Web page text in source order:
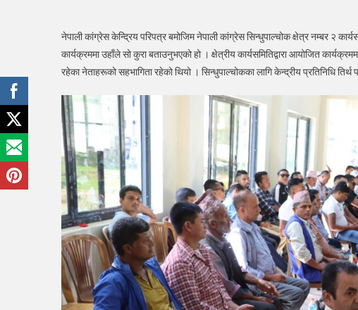
नेपाली कांग्रेस केन्द्रिय परिपत्र बमोजिम नेपाली कांग्रेस सिन्धुपाल्चोक क्षेत्र नम्बर २
कार्यक्रममा उहाँले सो कुरा बताउनुभएको हो । क्षेत्रीय कार्यसमितिद्वारा आयोजित
रहेका नेताहरूको सहभागिता रहेको थियो । सिन्धुपाल्चोकका लागि केन्द्रीय प्रतिनिधि